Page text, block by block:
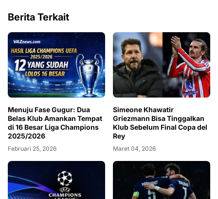
Berita Terkait
Menuju Fase Gugur: Dua
Belas Klub Amankan Tempat
di 16 Besar Liga Champions
2025/2026
Februari 25, 2026
Simeone Khawatir
Griezmann Bisa Tinggalkan
Klub Sebelum Final Copa del
Rey
Maret 04, 2026